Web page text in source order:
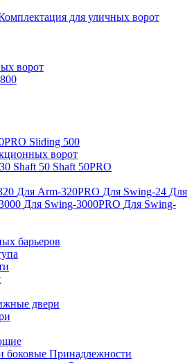
для уличных ворот
ворот
Sliding 500
ворот
Shaft 50 Shaft 50PRO
Для Arm-320PRO Для Swing-24 Для
Для Swing-3000PRO Для Swing-
барьеров
двери
боковые Принадлежности